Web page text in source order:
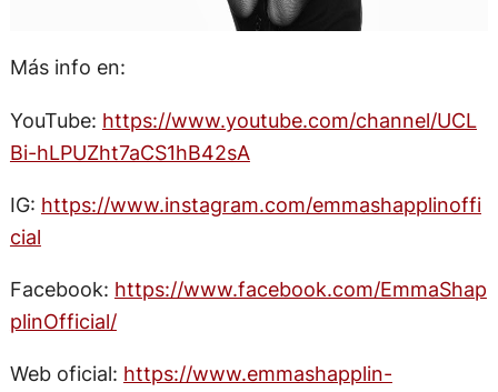
Más info en:
YouTube: https://www.youtube.com/channel/UCL
Bi-hLPUZht7aCS1hB42sA
IG: https://www.instagram.com/emmashapplinoffi
cial
Facebook: https://www.facebook.com/EmmaShap
plinOfficial/
Web oficial: https://www.emmashapplin-